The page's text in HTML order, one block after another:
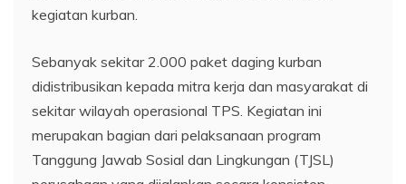
kegiatan kurban.
Sebanyak sekitar 2.000 paket daging kurban
didistribusikan kepada mitra kerja dan masyarakat di
sekitar wilayah operasional TPS. Kegiatan ini
merupakan bagian dari pelaksanaan program
Tanggung Jawab Sosial dan Lingkungan (TJSL)